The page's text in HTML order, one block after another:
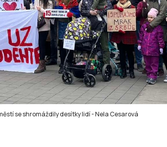
se shromáždily desítky lidí-Nela Cesarová